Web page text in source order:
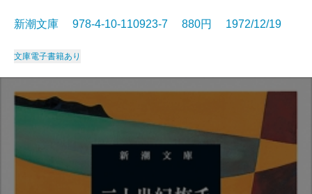
新潮文庫 978-4-10-110923-7 880円 1972/12/19
文庫電子書籍あり